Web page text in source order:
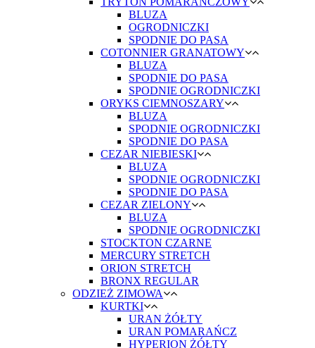
BLUZA
OGRODNICZKI
SPODNIE DO PASA
COTONNIER GRANATOWY
BLUZA
SPODNIE DO PASA
SPODNIE OGRODNICZKI
ORYKS CIEMNOSZARY
BLUZA
SPODNIE OGRODNICZKI
SPODNIE DO PASA
CEZAR NIEBIESKI
BLUZA
SPODNIE OGRODNICZKI
SPODNIE DO PASA
CEZAR ZIELONY
BLUZA
SPODNIE OGRODNICZKI
STOCKTON CZARNE
MERCURY STRETCH
ORION STRETCH
BRONX REGULAR
ODZIEŻ ZIMOWA
KURTKI
URAN ŻÓŁTY
URAN POMARAŃCZ
HYPERION ŻÓŁTY